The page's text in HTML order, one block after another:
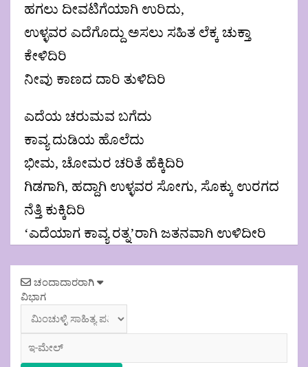
ಹಗಲು ದೀವಟಿಗೆಯಾಗಿ ಉರಿದು,
ಉಳ್ಳವರ ಎದೆಗೊದ್ದು ಅಸಲು ಸಹಿತ ಲೆಕ್ಕ ಚುಕ್ತಾ
ಕೇಳಿದಿರಿ
ನೀವು ಕಾಣದ ದಾರಿ ತುಳಿದಿರಿ
ಎದೆಯ ಚರುಮವ ಬಗೆದು
ಕಾವ್ಯ ದುಡಿಯ ಹೊಲೆದು
ಭೀಮ, ಚೋಮರ ಚರಿತೆ ಹೆಕ್ಕಿದಿರಿ
ಗಿಡಗಾಗಿ, ಹದ್ದಾಗಿ ಉಳ್ಳವರ ಸೋಗು, ಸೊಕ್ಕು ಉರಗದ
ನೆತ್ತಿ ಕುಕ್ಕಿದಿರಿ
‘ಎದೆಯಾಗ ಕಾವ್ಯ ರತ್ನ’ರಾಗಿ ಜತನವಾಗಿ ಉಳಿದೀರಿ
Post
navigation
ಚಂದಾದಾರರಾಗಿ
ವಿಭಾಗ